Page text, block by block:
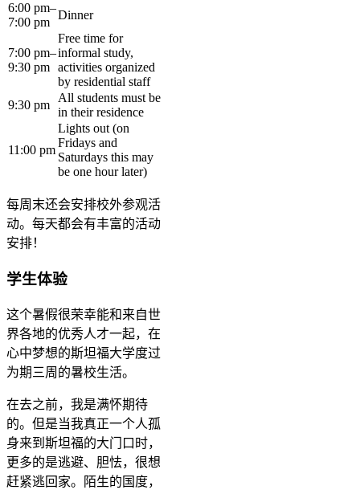
6:00 pm–
7:00 pm
Dinner
7:00 pm–
9:30 pm
Free time for
informal study,
activities organized
by residential staff
9:30 pm
All students must be
in their residence
11:00 pm
Lights out (on
Fridays and
Saturdays this may
be one hour later)
每周末还会安排校外参观活
动。每天都会有丰富的活动
安排！
学生体验
这个暑假很荣幸能和来自世
界各地的优秀人才一起，在
心中梦想的斯坦福大学度过
为期三周的暑校生活。
在去之前，我是满怀期待
的。但是当我真正一个人孤
身来到斯坦福的大门口时，
更多的是逃避、胆怯，很想
赶紧逃回家。陌生的国度，